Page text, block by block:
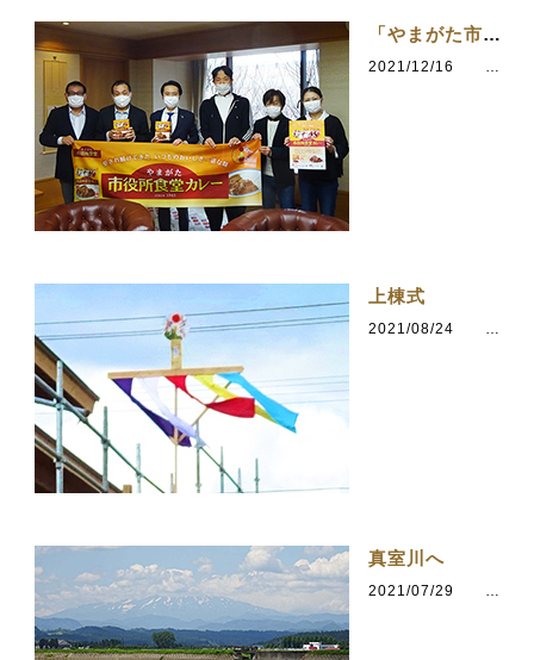
「やまがた市役所食堂カレー」新パッケージ
2021/12/16
上棟式
2021/08/24
真室川へ
2021/07/29